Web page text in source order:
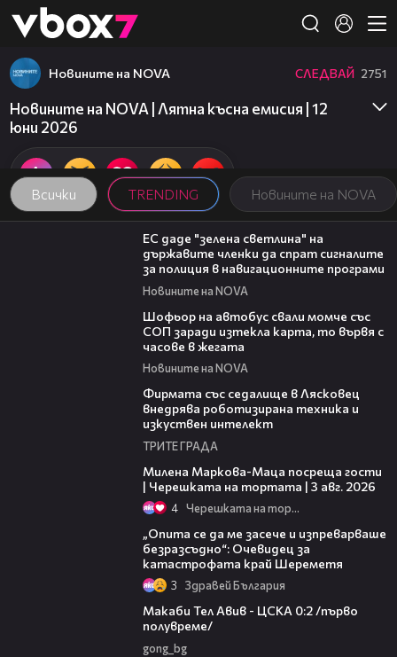
👾
Всички TRENDING Новините на NOVA
Новините на NOVA СЛЕДВАЙ 2751
Новините на NOVA | Лятна късна емисия | 12
юни 2026
03:04
ЕС даде "зелена светлина" на
държавите членки да спрат сигналите
за полиция в навигационните програми
Новините на NOVA
Шофьор на автобус свали момче със
СОП заради изтекла карта, то вървя с
часове в жегата
Новините на NOVA
Фирмата със седалище в Лясковец
внедрява роботизирана техника и
изкуствен интелект
ТРИТЕ ГРАДА
Милена Маркова-Маца посреща гости
| Черешката на тортата | 3 авг. 2026
4 Черешката на тортата
„Опита се да ме засече и изпреварваше
безразсъдно“: Очевидец за
катастрофата край Шереметя
3 Здравей България
Макаби Тел Авив - ЦСКА 0:2 /първо
полувреме/
gong_bg